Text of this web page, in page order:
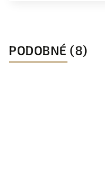
PODOBNÉ (8)